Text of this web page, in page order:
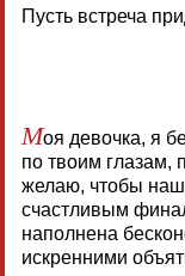
Пусть встреча
Моя девочка, я
по твоим глазам,
желаю, чтобы
счастливым
наполнена
искренними